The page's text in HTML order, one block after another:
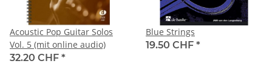
Acoustic Pop Guitar Solos
Vol. 5 (mit online audio)
32.20 CHF *
Blue Strings
19.50 CHF *